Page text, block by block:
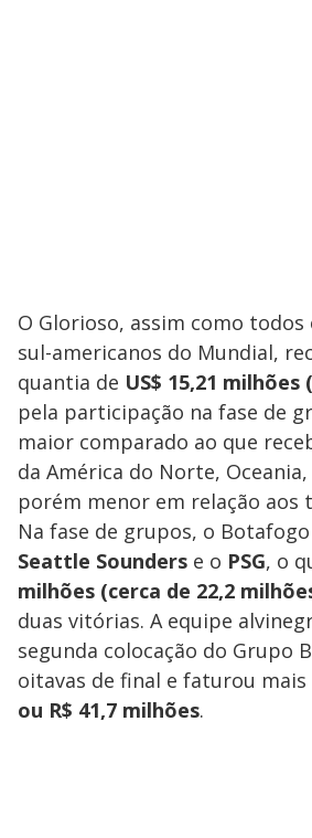
O Glorioso, assim como
sul-americanos do Mundial,
quantia de US$ 15,21 milhões
pela participação na fase de
maior comparado ao que
da América do Norte,
porém menor em relação aos
Na fase de grupos, o
Seattle Sounders e o PSG, o
milhões (cerca de 22,2
duas vitórias. A equipe
segunda colocação do Grupo
oitavas de final e faturou mais
ou R$ 41,7 milhões.